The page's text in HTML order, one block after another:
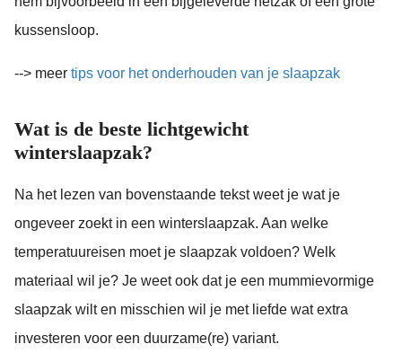
kussensloop.
--> meer tips voor het onderhouden van je slaapzak
Wat is de beste lichtgewicht
winterslaapzak?
Na het lezen van bovenstaande tekst weet je wat je
ongeveer zoekt in een winterslaapzak. Aan welke
temperatuureisen moet je slaapzak voldoen? Welk
materiaal wil je? Je weet ook dat je een mummievormige
slaapzak wilt en misschien wil je met liefde wat extra
investeren voor een duurzame(re) variant.